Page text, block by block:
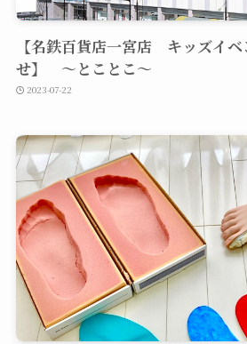
【名鉄百貨店一宮店 キッズイベ
せ】 〜とことこ〜
2023-07-22